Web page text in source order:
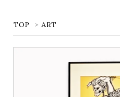
TOP > ART